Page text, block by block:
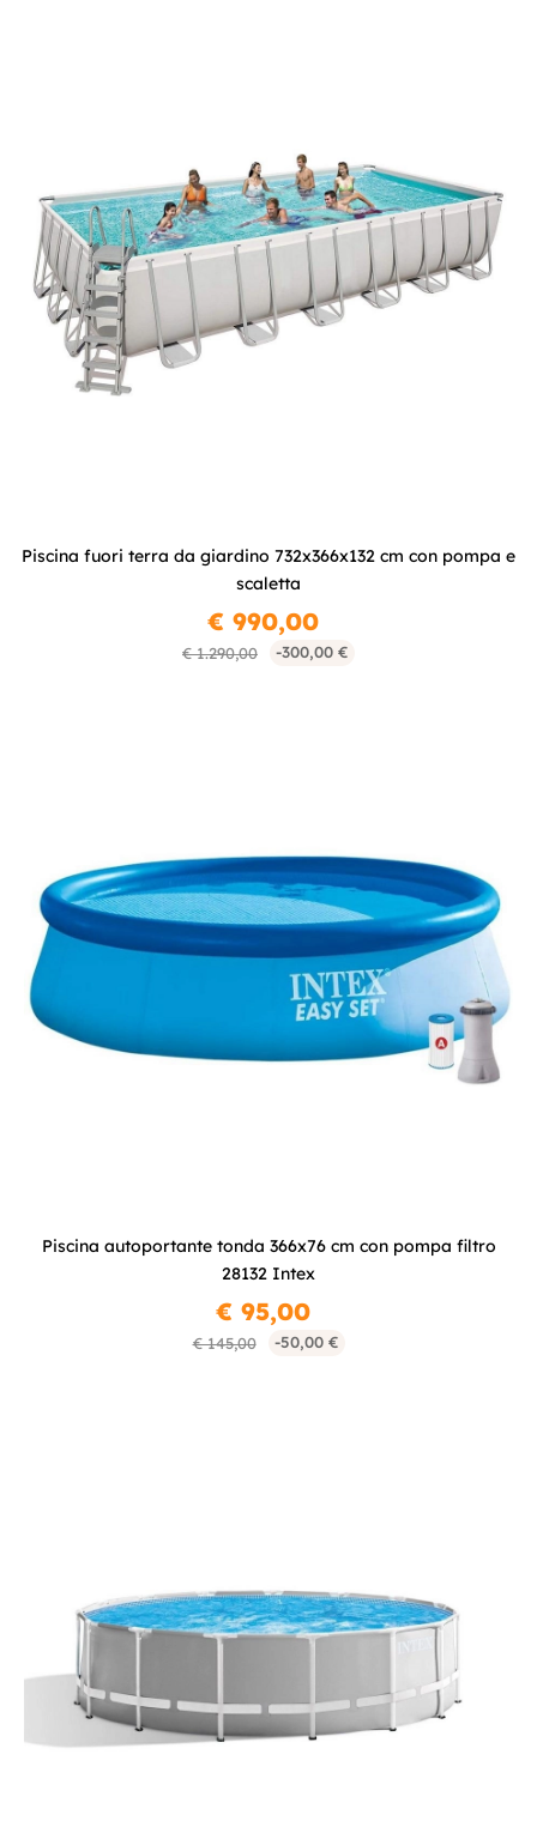
Piscina fuori terra da giardino 732x366x132 cm con pompa e
scaletta
€ 1.290,00 -300,00 €
€ 990,00
Piscina autoportante tonda 366x76 cm con pompa filtro
28132 Intex
€ 145,00 -50,00 €
€ 95,00